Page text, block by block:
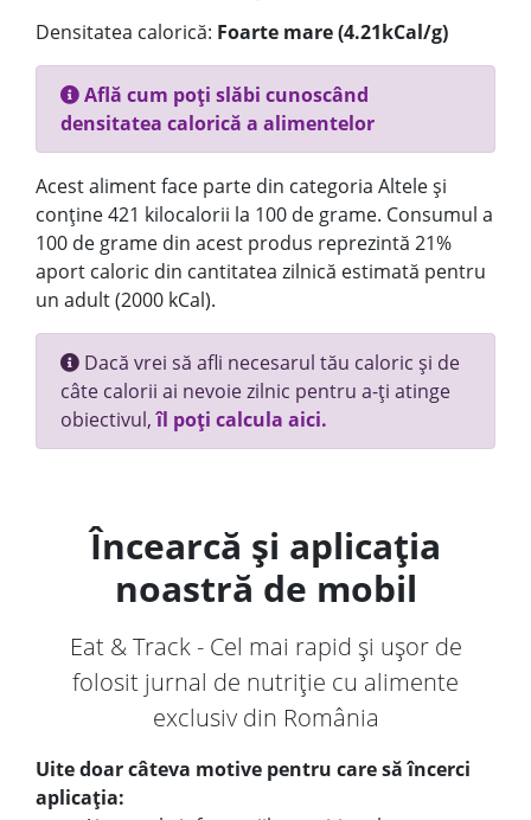
Densitatea calorică: Foarte mare (4.21kCal/g)
Află cum poți slăbi cunoscând
densitatea calorică a alimentelor
Acest aliment face parte din categoria Altele și
conține 421 kilocalorii la 100 de grame. Consumul a
100 de grame din acest produs reprezintă 21%
aport caloric din cantitatea zilnică estimată pentru
un adult (2000 kCal).
Dacă vrei să afli necesarul tău caloric și de
câte calorii ai nevoie zilnic pentru a-ți atinge
obiectivul,îl poți calcula aici.
Încearcă și aplicația
noastră de mobil
Eat & Track - Cel mai rapid și ușor de
folosit jurnal de nutriție cu alimente
exclusiv din România
Uite doar câteva motive pentru care să încerci
aplicația: